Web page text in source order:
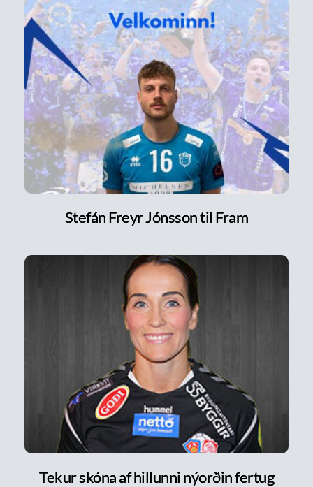
Stefán Freyr Jónsson til Fram
Tekur skóna af hillunni nýorðin fertug